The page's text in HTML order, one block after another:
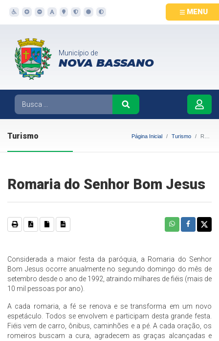
MENU
Município de
NOVA BASSANO
Turismo Página Inicial Turismo Romaria do Senhor Bom Jesus
Romaria do Senhor Bom Jesus
Considerada a maior festa da paróquia, a Romaria do Senhor
Bom Jesus ocorre anualmente no segundo domingo do mês de
setembro desde o ano de 1992, atraindo milhares de fiéis (mais de
10 mil pessoas por ano).
A cada romaria, a fé se renova e se transforma em um novo
espetáculo. Todos se envolvem e participam desta grande festa.
Fiéis vem de carro, ônibus, caminhões e a pé. A cada oração, os
romeiros buscam a cura, agradecem as graças alcançadas e